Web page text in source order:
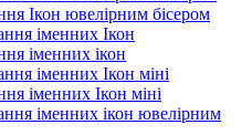
Ікон ювелірним бісером
іменних Ікон
іменних ікон
іменних Ікон міні
іменних Ікон міні
іменних ікон ювелірним